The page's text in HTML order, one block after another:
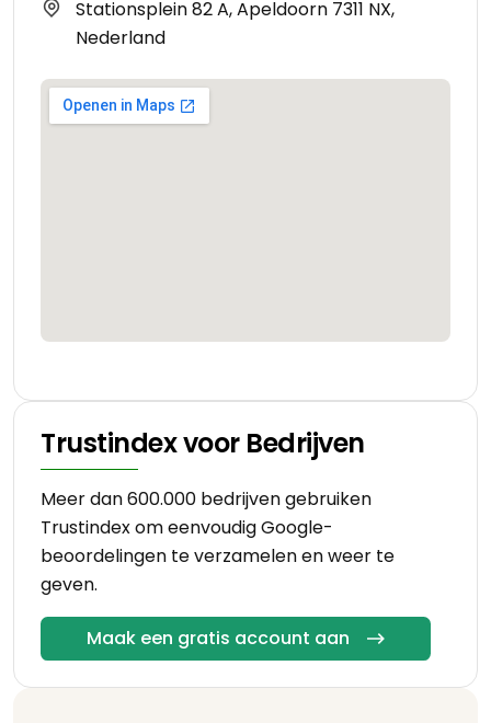
Stationsplein 82 A, Apeldoorn 7311 NX,
Nederland
Trustindex voor Bedrijven
Meer dan 600.000 bedrijven gebruiken
Trustindex om eenvoudig Google-
beoordelingen te verzamelen en weer te
geven.
Maak een gratis account aan